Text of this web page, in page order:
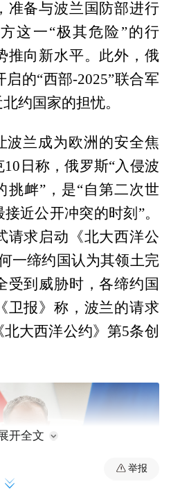
准备与波兰国防部进行
这一“极其危险”的行
推向新水平。此外，俄
启的“西部-2025”联合军
约国家的担忧。
波兰成为欧洲的安全焦
日称，俄罗斯“入侵波
挑衅”，是“自第二次世
近公开冲突的时刻”。
请求启动《北大西洋公
一缔约国认为其领土完
受到威胁时，各缔约国
卫报》称，波兰的请求
大西洋公约》第5条‌创
开全文
举报